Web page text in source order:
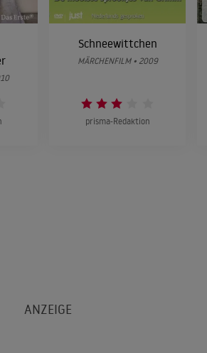
Schneewittchen
MÄRCHENFILM • 2009
prisma-Redaktion